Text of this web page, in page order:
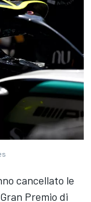
cancellato le
Premio di